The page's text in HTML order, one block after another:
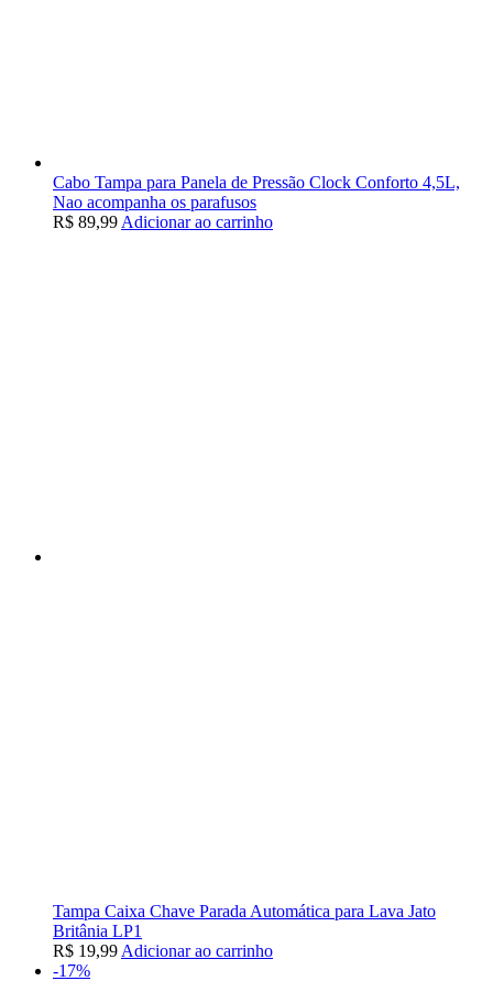
Cabo Tampa para Panela de Pressão Clock Conforto 4,5L,
Nao acompanha os parafusos
R$ 89,99 Adicionar ao carrinho
Tampa Caixa Chave Parada Automática para Lava Jato
Britânia LP1
R$ 19,99 Adicionar ao carrinho
-17%